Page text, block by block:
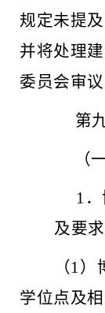
规定未提
并将处理
委员会审议
第
（
1
及要求
（ 1 ）
学位点及